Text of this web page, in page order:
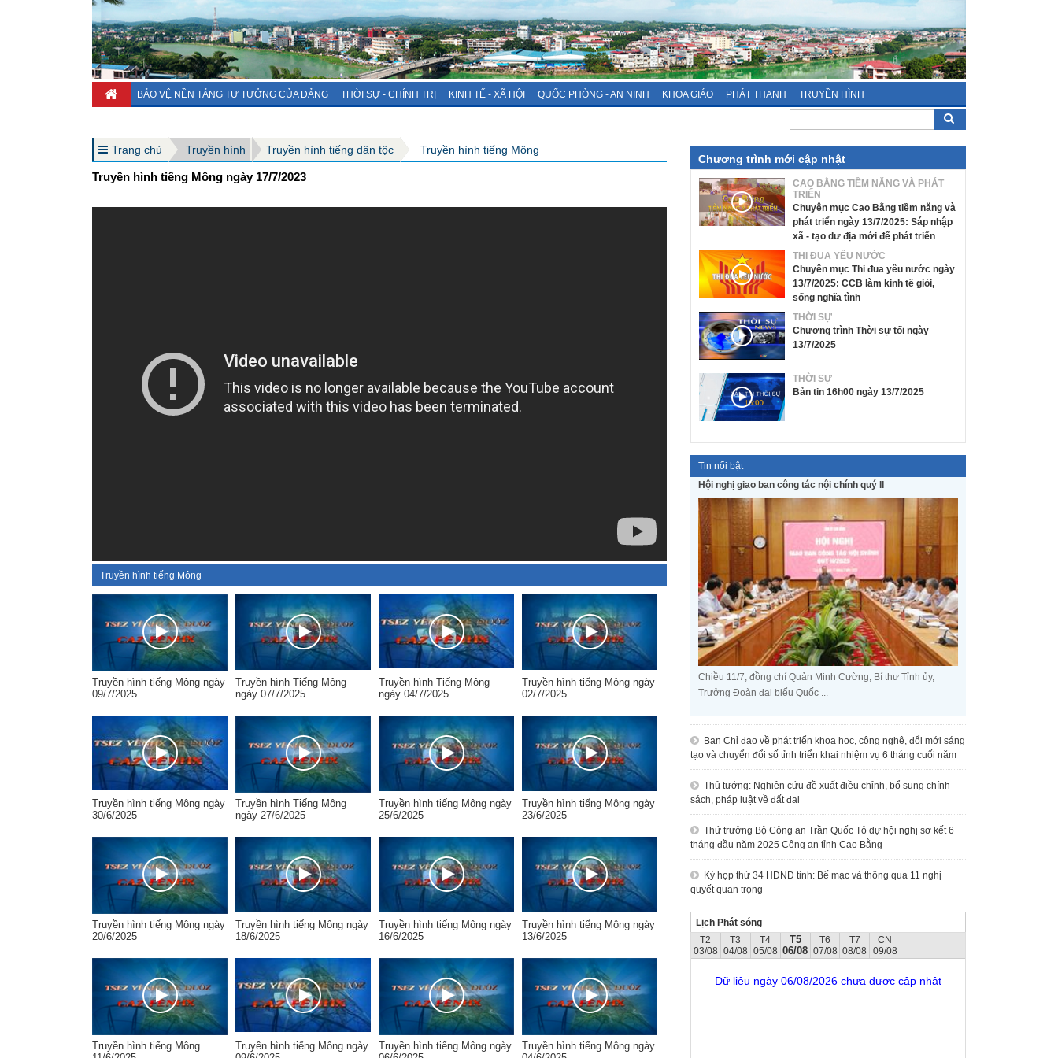
BẢO VỆ NỀN TẢNG TƯ TƯỞNG CỦA ĐẢNG THỜI SỰ - CHÍNH TRỊ KINH TẾ - XÃ HỘI QUỐC PHÒNG - AN NINH KHOA GIÁO PHÁT THANH TRUYỀN HÌNH
Trang chủ Truyền hình Truyền hình tiếng dân tộc Truyền hình tiếng Mông
Truyền hình tiếng Mông ngày 17/7/2023
Truyền hình tiếng Mông
Truyền hình tiếng Mông ngày
09/7/2025
Truyền hình Tiếng Mông
ngày 07/7/2025
Truyền hình Tiếng Mông
ngày 04/7/2025
Truyền hình tiếng Mông ngày
02/7/2025
Truyền hình tiếng Mông ngày
30/6/2025
Truyền hình Tiếng Mông
ngày 27/6/2025
Truyền hình tiếng Mông ngày
25/6/2025
Truyền hình tiếng Mông ngày
23/6/2025
Truyền hình tiếng Mông ngày
20/6/2025
Truyền hình tiếng Mông ngày
18/6/2025
Truyền hình tiếng Mông ngày
16/6/2025
Truyền hình tiếng Mông ngày
13/6/2025
Truyền hình tiếng Mông
Truyền hình tiếng Mông ngày
Truyền hình tiếng Mông ngày
Truyền hình tiếng Mông ngày
Chương trình mới cập nhật
CAO BẰNG TIỀM NĂNG VÀ PHÁT
TRIỂN
Chuyên mục Cao Bằng tiềm năng và
phát triển ngày 13/7/2025: Sáp nhập
xã - tạo dư địa mới để phát triển
THI ĐUA YÊU NƯỚC
Chuyên mục Thi đua yêu nước ngày
13/7/2025: CCB làm kinh tế giỏi,
sống nghĩa tình
THỜI SỰ
Chương trình Thời sự tối ngày
13/7/2025
THỜI SỰ
Bản tin 16h00 ngày 13/7/2025
Tin nổi bật
Hội nghị giao ban công tác nội chính quý II
Chiều 11/7, đồng chí Quản Minh Cường, Bí thư Tỉnh ủy,
Trưởng Đoàn đại biểu Quốc ...
Ban Chỉ đạo về phát triển khoa học, công nghệ, đổi mới sáng
tạo và chuyển đổi số tỉnh triển khai nhiệm vụ 6 tháng cuối năm
Thủ tướng: Nghiên cứu đề xuất điều chỉnh, bổ sung chính
sách, pháp luật về đất đai
Thứ trưởng Bộ Công an Trần Quốc Tỏ dự hội nghị sơ kết 6
tháng đầu năm 2025 Công an tỉnh Cao Bằng
Kỳ họp thứ 34 HĐND tỉnh: Bế mạc và thông qua 11 nghị
quyết quan trọng
Lịch Phát sóng
T2
03/08
T3
04/08
T4
05/08
T5
06/08
T6
07/08
T7
08/08
CN
09/08
Dữ liệu ngày 06/08/2026 chưa được cập nhật